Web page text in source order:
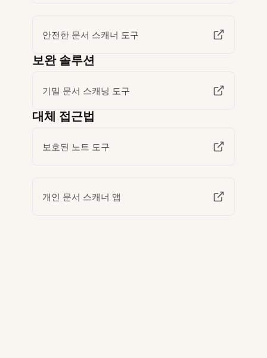
안전한 문서 스캐너 도구
보완 솔루션
기밀 문서 스캐닝 도구
대체 접근법
보호된 노트 도구
개인 문서 스캐너 앱